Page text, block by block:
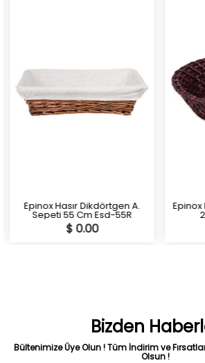
Epinox Hasır Dikdörtgen A.
Sepeti 55 Cm Esd-55R
$ 0.00
Epinox
Bizden
Bültenimize Üye Olun ! Tüm İndirim ve
Olsun !